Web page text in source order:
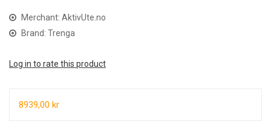
Merchant: AktivUte.no
Brand: Trenga
Log in to rate this product
8939,00 kr